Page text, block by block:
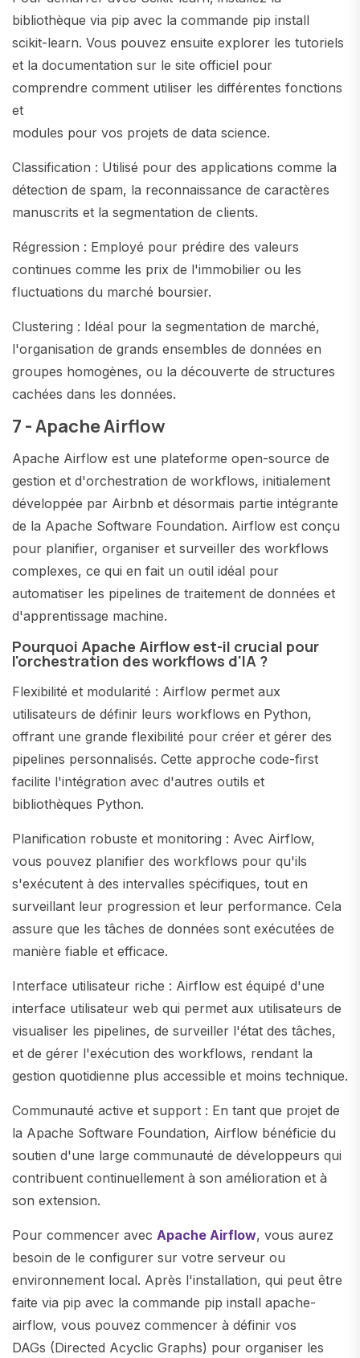
bibliothèque via pip avec la commande pip install
scikit-learn. Vous pouvez ensuite explorer les tutoriels
et la documentation sur le site officiel pour
comprendre comment utiliser les différentes fonctions
et
modules pour vos projets de data science.
Classification : Utilisé pour des applications comme la
détection de spam, la reconnaissance de caractères
manuscrits et la segmentation de clients.
Régression : Employé pour prédire des valeurs
continues comme les prix de l'immobilier ou les
fluctuations du marché boursier.
Clustering : Idéal pour la segmentation de marché,
l'organisation de grands ensembles de données en
groupes homogènes, ou la découverte de structures
cachées dans les données.
7 - Apache Airflow
Apache Airflow est une plateforme open-source de
gestion et d'orchestration de workflows, initialement
développée par Airbnb et désormais partie intégrante
de la Apache Software Foundation. Airflow est conçu
pour planifier, organiser et surveiller des workflows
complexes, ce qui en fait un outil idéal pour
automatiser les pipelines de traitement de données et
d'apprentissage machine.
Pourquoi Apache Airflow est-il crucial pour
l'orchestration des workflows d'IA ?
Flexibilité et modularité : Airflow permet aux
utilisateurs de définir leurs workflows en Python,
offrant une grande flexibilité pour créer et gérer des
pipelines personnalisés. Cette approche code-first
facilite l'intégration avec d'autres outils et
bibliothèques Python.
Planification robuste et monitoring : Avec Airflow,
vous pouvez planifier des workflows pour qu'ils
s'exécutent à des intervalles spécifiques, tout en
surveillant leur progression et leur performance. Cela
assure que les tâches de données sont exécutées de
manière fiable et efficace.
Interface utilisateur riche : Airflow est équipé d'une
interface utilisateur web qui permet aux utilisateurs de
visualiser les pipelines, de surveiller l'état des tâches,
et de gérer l'exécution des workflows, rendant la
gestion quotidienne plus accessible et moins technique.
Communauté active et support : En tant que projet de
la Apache Software Foundation, Airflow bénéficie du
soutien d'une large communauté de développeurs qui
contribuent continuellement à son amélioration et à
son extension.
Pour commencer avec Apache Airflow, vous aurez
besoin de le configurer sur votre serveur ou
environnement local. Après l'installation, qui peut être
faite via pip avec la commande pip install apache-
airflow, vous pouvez commencer à définir vos
DAGs (Directed Acyclic Graphs) pour organiser les